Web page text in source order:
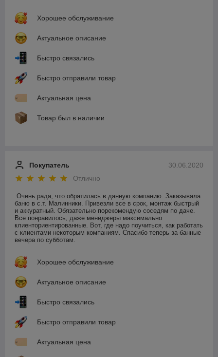
Хорошее обслуживание
Актуальное описание
Быстро связались
Быстро отправили товар
Актуальная цена
Товар был в наличии
30.06.2020
Покупатель
Отлично
Очень рада, что обратилась в данную компанию. Заказывала
баню в с.т. Малинники. Привезли все в срок, монтаж быстрый
и аккуратный. Обязательно порекомендую соседям по даче.
Все понравилось, даже менеджеры максимально
клиенториентированные. Вот, где надо поучиться, как работать
с клиентами некоторым компаниям. Спасибо теперь за банные
вечера по субботам.
Хорошее обслуживание
Актуальное описание
Быстро связались
Быстро отправили товар
Актуальная цена